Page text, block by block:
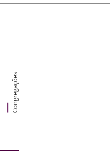
Congregações